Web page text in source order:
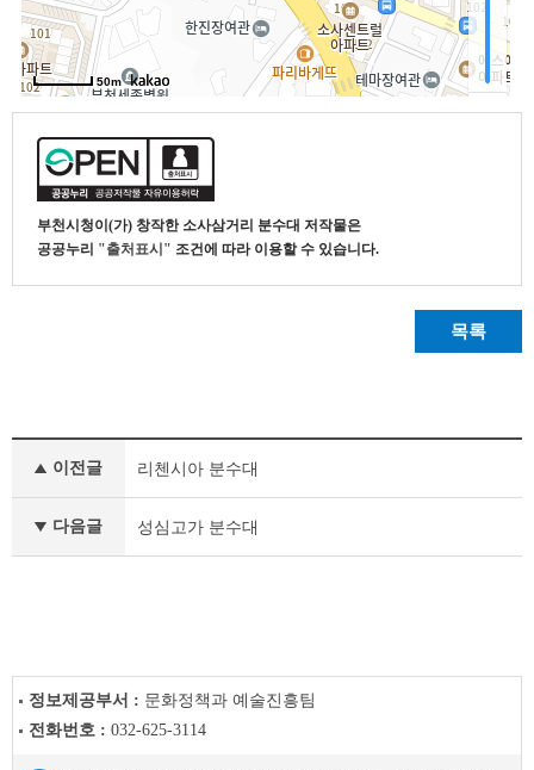
부천시청이(가) 창작한 소사삼거리 분수대 저작물은
공공누리 "출처표시" 조건에 따라 이용할 수 있습니다.
목록
의
음
이전글 리첸시아 분수대
다음글 성심고가 분수대
정보제공부서 : 문화정책과 예술진흥팀
전화번호 : 032-625-3114